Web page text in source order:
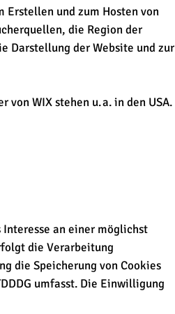
Erstellen und zum Hosten von
die Region der
Darstellung der Website und zur
WIX stehen u. a. in den USA.
Interesse an einer möglichst
die Verarbeitung
die Speicherung von Cookies
umfasst. Die Einwilligung